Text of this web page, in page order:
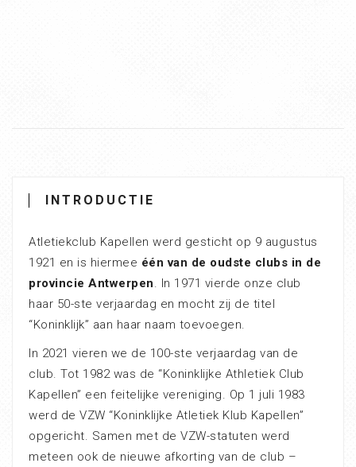
INTRODUCTIE
Atletiekclub Kapellen werd gesticht op 9 augustus
1921 en is hiermee één van de oudste clubs in de
provincie Antwerpen. In 1971 vierde onze club
haar 50-ste verjaardag en mocht zij de titel
“Koninklijk” aan haar naam toevoegen.
In 2021 vieren we de 100-ste verjaardag van de
club. Tot 1982 was de “Koninklijke Athletiek Club
Kapellen” een feitelijke vereniging. Op 1 juli 1983
werd de VZW “Koninklijke Atletiek Klub Kapellen”
opgericht. Samen met de VZW-statuten werd
meteen ook de nieuwe afkorting van de club –